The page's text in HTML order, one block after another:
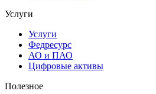
Услуги
Услуги
Федресурс
АО и ПАО
Цифровые активы
Полезное